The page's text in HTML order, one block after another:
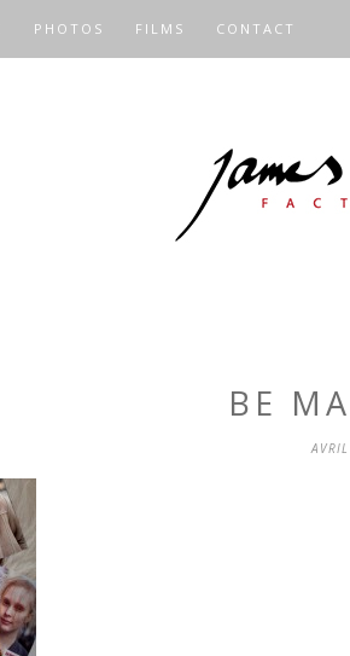
PHOTOS FILMS CONTACT
BE